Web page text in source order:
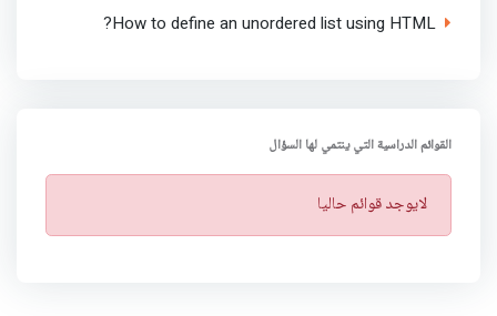
How to define an unordered list using HTML?
القوائم الدراسية التي ينتمي لها السؤال
ت
ن
لايوجد قوائم حاليا